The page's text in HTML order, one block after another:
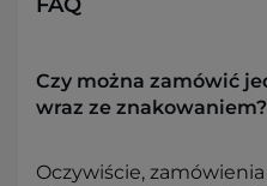
Czy można zamówić
wraz ze znakowaniem?
Oczywiście,